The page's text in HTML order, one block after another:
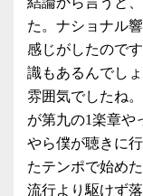
た。ナショナル
感じがしたので
識もあるんでし
雰囲気でしたね
が第九の1楽章や
やら僕が聴きに
たテンポで始め
流行より駆けず